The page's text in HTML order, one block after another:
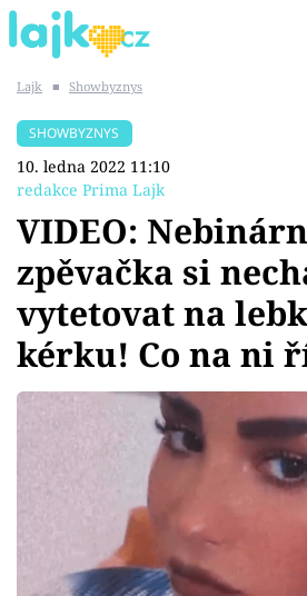
SHOPAHOLICADEL
Témata
Showbyznys
Youtubeři
Sex a vztahy
Lajk ■ Showbyznys
SHOWBYZNYS
10. ledna 2022 11:10
redakce Prima Lajk
VIDEO:
zpěvačka si
vytetovat na
kérku! Co na ni